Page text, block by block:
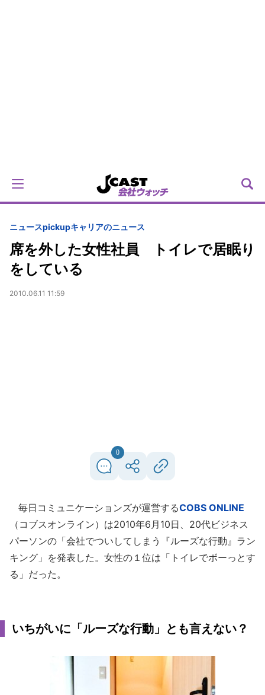
ニュースpickupキャリアのニュース
席を外した女性社員 トイレで居眠り
をしている
2010.06.11 11:59
0
毎日コミュニケーションズが運営するCOBS ONLINE
（コブスオンライン）は2010年6月10日、20代ビジネス
パーソンの「会社でついしてしまう『ルーズな行動』ラン
キング」を発表した。女性の１位は「トイレでボーっとす
る」だった。
いちがいに「ルーズな行動」とも言えない？